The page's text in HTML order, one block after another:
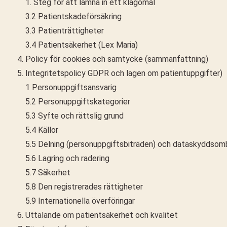
1. Steg för att lämna in ett klagomål
3.2 Patientskadeförsäkring
3.3 Patienträttigheter
3.4 Patientsäkerhet (Lex Maria)
Policy för cookies och samtycke (sammanfattning)
Integritetspolicy GDPR och lagen om patientuppgifter)
1 Personuppgiftsansvarig
5.2 Personuppgiftskategorier
5.3 Syfte och rättslig grund
5.4 Källor
5.5 Delning (personuppgiftsbiträden) och
5.6 Lagring och radering
5.7 Säkerhet
5.8 Den registrerades rättigheter
5.9 Internationella överföringar
Uttalande om patientsäkerhet och kvalitet